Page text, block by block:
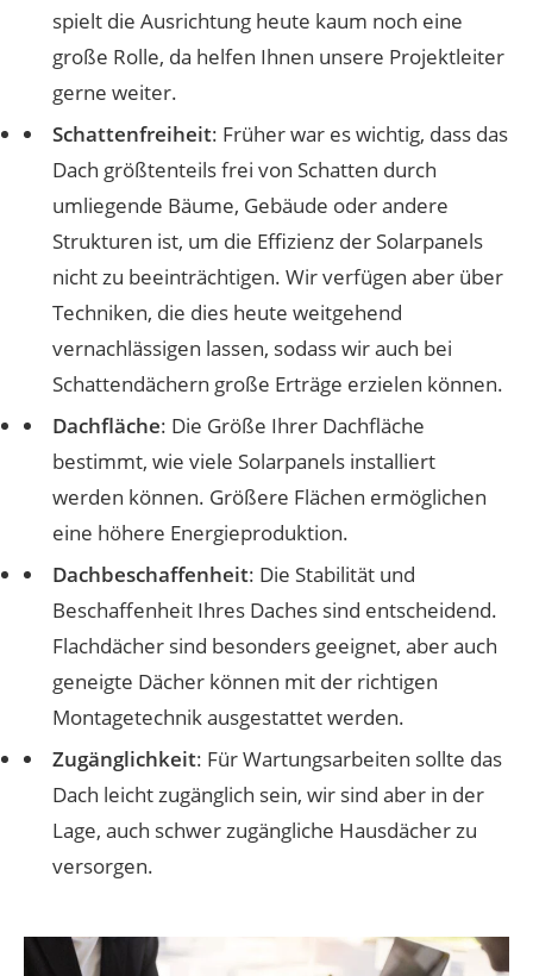
spielt die Ausrichtung heute kaum noch eine
große Rolle, da helfen Ihnen unsere Projektleiter
gerne weiter.
Schattenfreiheit: Früher war es wichtig, dass das
Dach größtenteils frei von Schatten durch
umliegende Bäume, Gebäude oder andere
Strukturen ist, um die Effizienz der Solarpanels
nicht zu beeinträchtigen. Wir verfügen aber über
Techniken, die dies heute weitgehend
vernachlässigen lassen, sodass wir auch bei
Schattendächern große Erträge erzielen können.
Dachfläche: Die Größe Ihrer Dachfläche
bestimmt, wie viele Solarpanels installiert
werden können. Größere Flächen ermöglichen
eine höhere Energieproduktion.
Dachbeschaffenheit: Die Stabilität und
Beschaffenheit Ihres Daches sind entscheidend.
Flachdächer sind besonders geeignet, aber auch
geneigte Dächer können mit der richtigen
Montagetechnik ausgestattet werden​​.
Zugänglichkeit: Für Wartungsarbeiten sollte das
Dach leicht zugänglich sein, wir sind aber in der
Lage, auch schwer zugängliche Hausdächer zu
versorgen.